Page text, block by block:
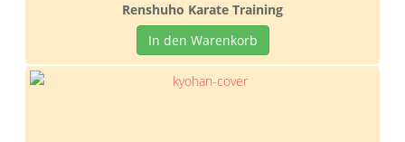
Renshuho Karate Training
In den Warenkorb